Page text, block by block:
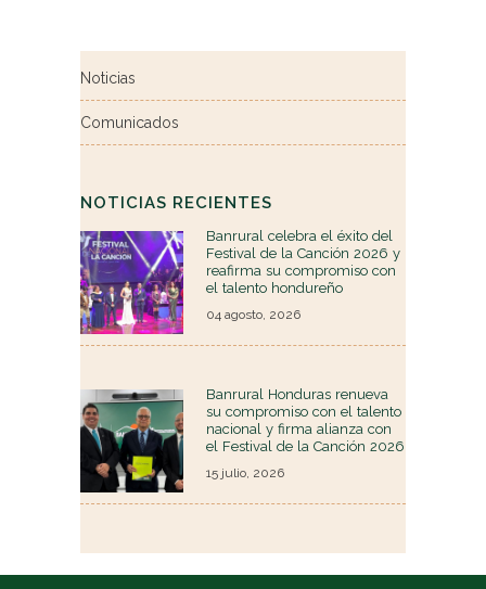
Noticias
Comunicados
NOTICIAS RECIENTES
Banrural celebra el éxito del
Festival de la Canción 2026 y
reafirma su compromiso con
el talento hondureño
04 agosto, 2026
Banrural Honduras renueva
su compromiso con el talento
nacional y firma alianza con
el Festival de la Canción 2026
15 julio, 2026